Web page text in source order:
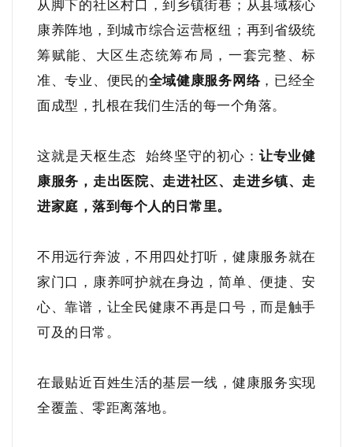
从脚下的社区村口，到乡镇街巷；从县域核心
康养阵地，到城市综合运营枢纽；再到省级统
筹赋能、大区生态统筹布局，一套完整、标
准、专业、便民的全域健康服务网络，已经全
面成型，扎根在我们生活的每一个角落。
这就是天枢生态 始终坚守的初心：让专业健
康服务，走出医院、走进社区、走进乡镇、走
进家庭，落到每个人的日常里。
不用远行奔波，不用四处打听，健康服务就在
家门口，康养呵护就在身边，简单、便捷、安
心、靠谱，让全民健康不再是口号，而是触手
可及的日常。
在最贴近百姓生活的基层一线，健康服务实现
全覆盖、零距离落地。